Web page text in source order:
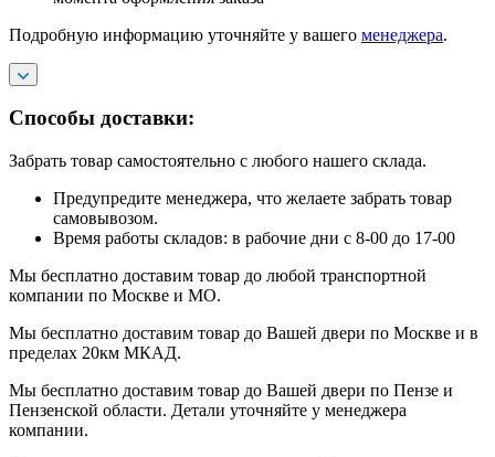
Подробную информацию уточняйте у вашего менеджера.
Способы доставки:
Забрать товар самостоятельно с любого нашего склада.
Предупредите менеджера, что желаете забрать товар
самовывозом.
Время работы складов: в рабочие дни с 8-00 до 17-00
Мы бесплатно доставим товар до любой транспортной
компании по Москве и МО.
Мы бесплатно доставим товар до Вашей двери по Москве и в
пределах 20км МКАД.
Мы бесплатно доставим товар до Вашей двери по Пензе и
Пензенской области. Детали уточняйте у менеджера
компании.